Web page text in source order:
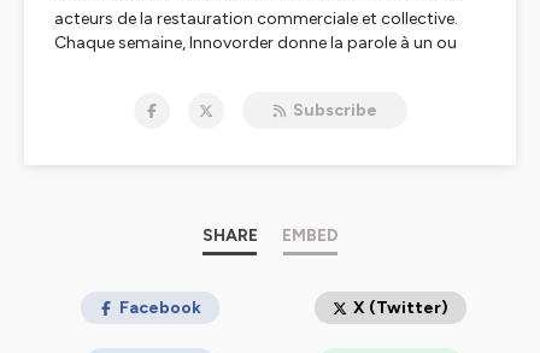
acteurs de la restauration commerciale et collective.
Chaque semaine, Innovorder donne la parole à un ou
anticipent-ils la reprise de l'activité ? Quelles stratégies
réseau de franchise, refonte du business model...
A travers cette période de crise se dessine déjà la
opportunités qu'il faut déjà penser à saisir.
Subscribe
SHARE EMBED
Facebook X (Twitter)